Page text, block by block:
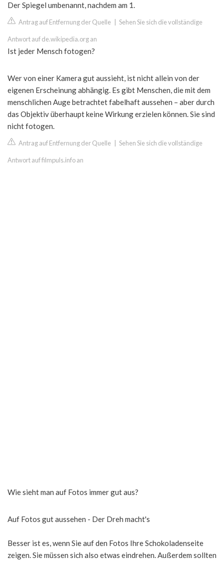
Der Spiegel umbenannt, nachdem am 1.
Antrag auf Entfernung der Quelle Sehen Sie sich die vollständige
Antwort auf de.wikipedia.org an
Ist jeder Mensch fotogen?
Wer von einer Kamera gut aussieht, ist nicht allein von der
eigenen Erscheinung abhängig. Es gibt Menschen, die mit dem
menschlichen Auge betrachtet fabelhaft aussehen – aber durch
das Objektiv überhaupt keine Wirkung erzielen können. Sie sind
nicht fotogen.
Antrag auf Entfernung der Quelle Sehen Sie sich die vollständige
Antwort auf filmpuls.info an
Wie sieht man auf Fotos immer gut aus?
Auf Fotos gut aussehen - Der Dreh macht's
Besser ist es, wenn Sie auf den Fotos Ihre Schokoladenseite
zeigen. Sie müssen sich also etwas eindrehen. Außerdem sollten